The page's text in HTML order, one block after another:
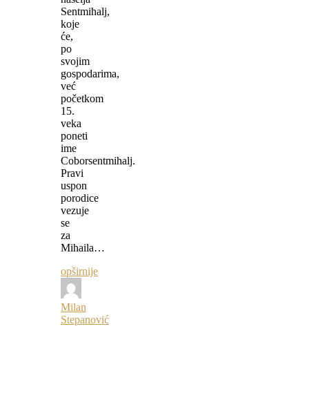
Sentmihalj,
koje
će,
po
svojim
gospodarima,
već
početkom
15.
veka
poneti
ime
Coborsentmihalj.
Pravi
uspon
porodice
vezuje
se
za
Mihaila…
opširnije
Milan
Stepanović